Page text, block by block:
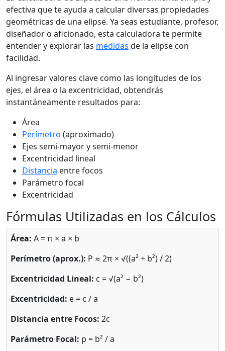
efectiva que te ayuda a calcular diversas propiedades
geométricas de una elipse. Ya seas estudiante, profesor,
diseñador o aficionado, esta calculadora te permite
entender y explorar las medidas de la elipse con
facilidad.
Al ingresar valores clave como las longitudes de los
ejes, el área o la excentricidad, obtendrás
instantáneamente resultados para:
Área
Perímetro (aproximado)
Ejes semi-mayor y semi-menor
Excentricidad lineal
Distancia entre focos
Parámetro focal
Excentricidad
Fórmulas Utilizadas en los Cálculos
Área: A = π × a × b
Perímetro (aprox.): P ≈ 2π × √((a² + b²) / 2)
Excentricidad Lineal: c = √(a² − b²)
Excentricidad: e = c / a
Distancia entre Focos: 2c
Parámetro Focal: p = b² / a